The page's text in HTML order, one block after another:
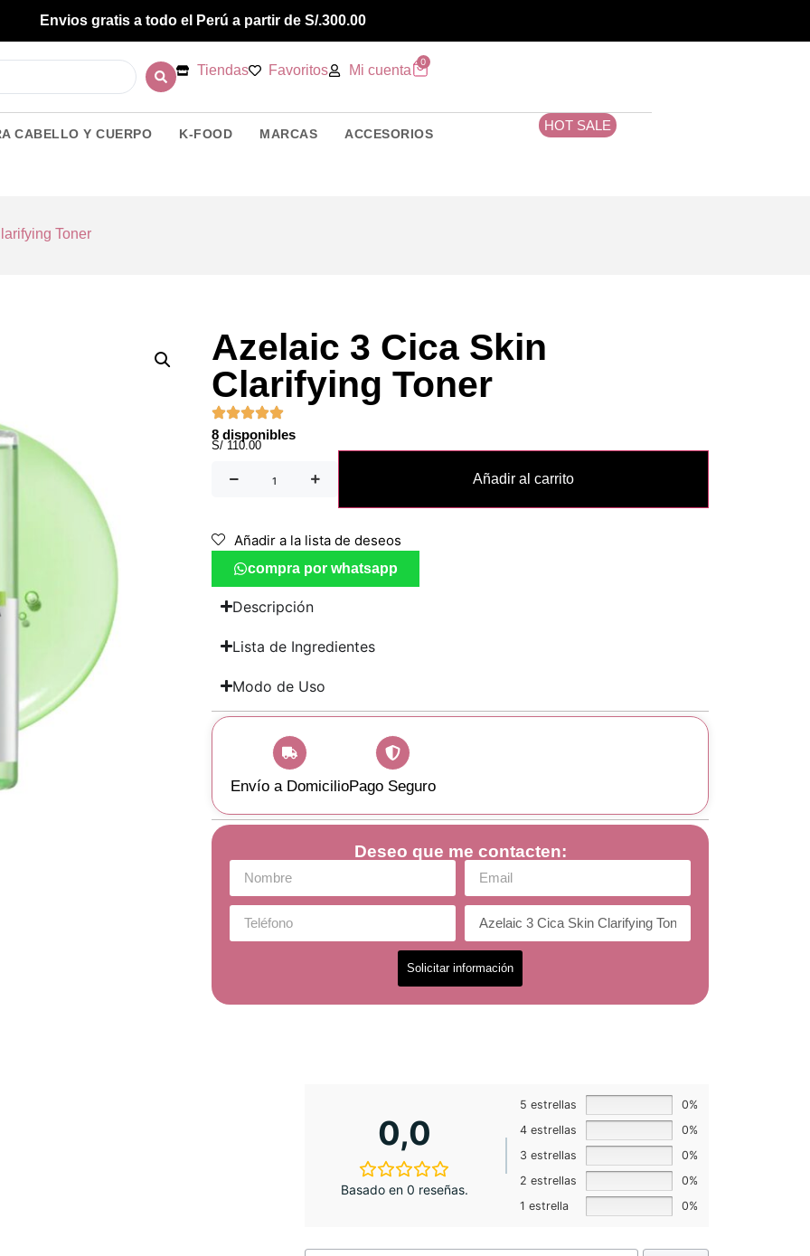
Envios gratis a todo el Perú a partir de S/.300.00
Tiendas Favoritos Mi cuenta
0
CABELLO Y CUERPO K-FOOD MARCAS ACCESORIOS
HOT SALE
Toner
Azelaic 3 Cica Skin
Clarifying Toner
8 disponibles
S/ 110.00
Añadir al carrito
Añadir a la lista de deseos
compra por whatsapp
Descripción
Lista de Ingredientes
Modo de Uso
Envío a DomicilioPago Seguro
Deseo que me contacten:
Solicitar información
0,0
Basado en 0 reseñas.
5 estrellas
0%
4 estrellas
0%
3 estrellas
0%
2 estrellas
0%
1 estrella
0%